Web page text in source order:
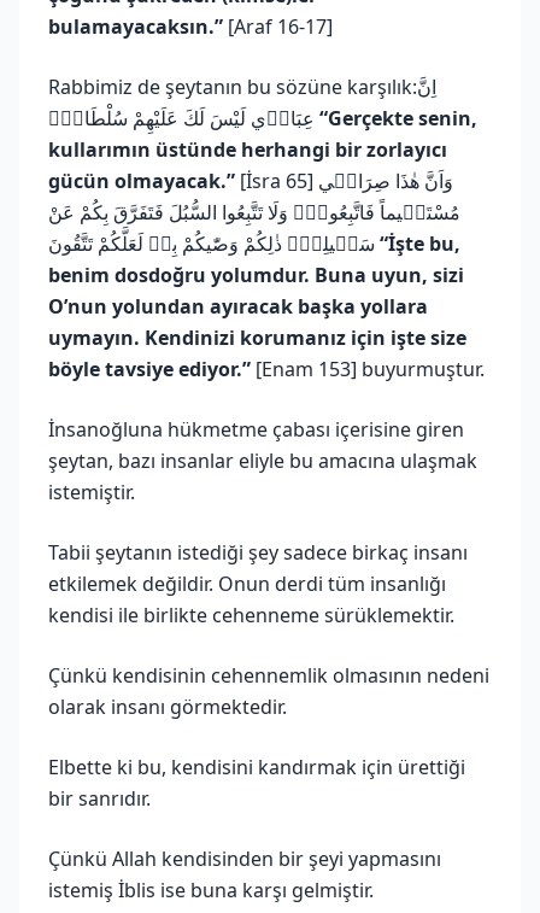
bulamayacaksın.” [Araf 16-17]
Rabbimiz de şeytanın bu sözüne karşılık:اِنَّ
“Gerçekte senin,
kullarımın üstünde herhangi bir zorlayıcı
gücün olmayacak.” [İsra 65] وَاَنَّ هٰذَا صِرَاط۪ي
مُسْتَق۪يماً فَاتَّبِعُوهُۚ وَلَا تَتَّبِعُوا السُّبُلَ فَتَفَرَّقَ بِكُمْ عَنْ
“İşte bu,
benim dosdoğru yolumdur. Buna uyun, sizi
O’nun yolundan ayıracak başka yollara
uymayın. Kendinizi korumanız için işte size
böyle tavsiye ediyor.” [Enam 153] buyurmuştur.
İnsanoğluna hükmetme çabası içerisine giren
şeytan, bazı insanlar eliyle bu amacına ulaşmak
istemiştir.
Tabii şeytanın istediği şey sadece birkaç insanı
etkilemek değildir. Onun derdi tüm insanlığı
kendisi ile birlikte cehenneme sürüklemektir.
Çünkü kendisinin cehennemlik olmasının nedeni
olarak insanı görmektedir.
Elbette ki bu, kendisini kandırmak için ürettiği
bir sanrıdır.
Çünkü Allah kendisinden bir şeyi yapmasını
istemiş İblis ise buna karşı gelmiştir.